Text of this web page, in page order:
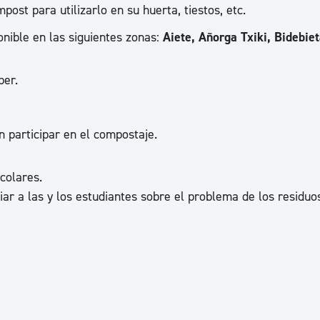
para utilizarlo en su huerta, tiestos, etc.
en las siguientes zonas: Aiete, Añorga Txiki,
participar en el compostaje.
a las y los estudiantes sobre el problema de los